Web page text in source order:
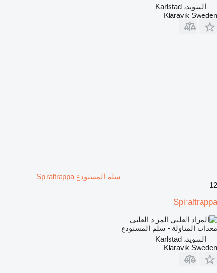
السويد، Karlstad
Klaravik Sweden
سلم المستودع Spiraltrappa
12
Spiraltrappa
المزاد العلني
معدات المناولة - سلم المستودع
السويد، Karlstad
Klaravik Sweden